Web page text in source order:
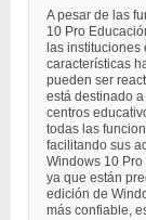
A pesar de las
10 Pro
las
características
pueden ser
está destinado
centros
todas las
facilitando sus
Windows 10
ya que están
edición de
más confiable,